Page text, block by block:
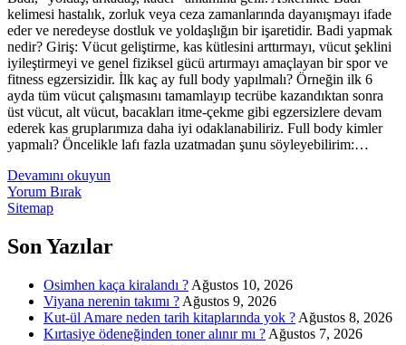
kelimesi hastalık, zorluk veya ceza zamanlarında dayanışmayı ifade
eder ve neredeyse dostluk ve yoldaşlığın bir işaretidir. Badi yapmak
nedir? Giriş: Vücut geliştirme, kas kütlesini arttırmayı, vücut şeklini
iyileştirmeyi ve genel fiziksel gücü artırmayı amaçlayan bir spor ve
fitness egzersizidir. İlk kaç ay full body yapılmalı? Örneğin ilk 6
ayda tüm vücut çalışmasını tamamlayıp tecrübe kazandıktan sonra
üst vücut, alt vücut, bacakları itme-çekme gibi egzersizlere devam
ederek kas gruplarımıza daha iyi odaklanabiliriz. Full body kimler
yapmalı? Öncelikle lafı fazla uzatmadan şunu söyleyebilirim:…
Devamını okuyun
Yorum Bırak
Sitemap
Sidebar
Son Yazılar
Osimhen kaça kiralandı ? Ağustos 10, 2026
Viyana nerenin takımı ? Ağustos 9, 2026
Kut-ül Amare neden tarih kitaplarında yok ? Ağustos 8, 2026
Kırtasiye ödeneğinden toner alınır mı ? Ağustos 7, 2026